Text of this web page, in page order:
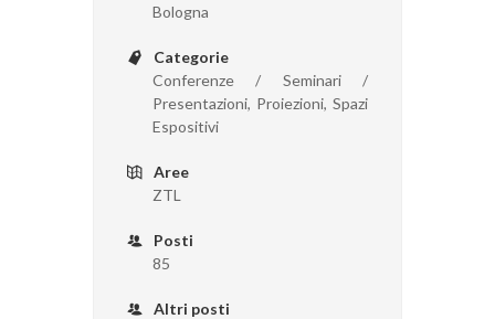
Bologna
Categorie
Conferenze / Seminari /
Presentazioni, Proiezioni, Spazi
Espositivi
Aree
ZTL
Posti
85
Altri posti